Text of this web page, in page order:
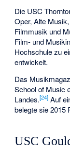
Die USC
Oper, Alte
Filmmusik und
Film- und
Hochschule zu
entwickelt.
Das
School of Music
Landes.[24] Auf
belegte sie 2015
USC